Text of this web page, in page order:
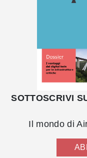
SOTTOSCRIVI
Il mondo di